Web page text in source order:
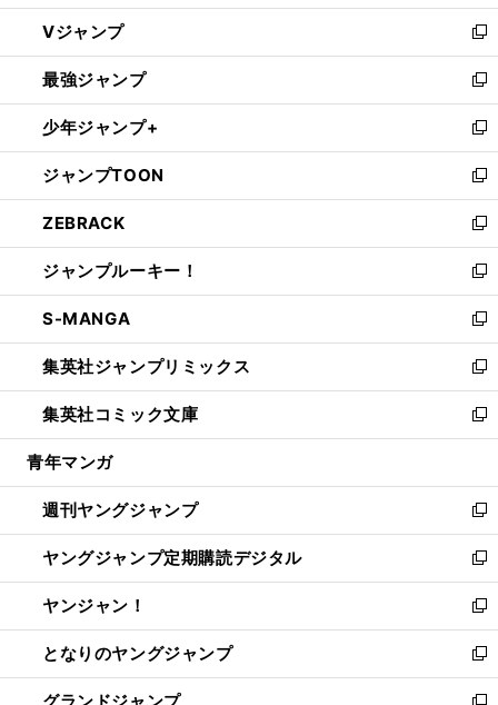
ウ
ィ
ン
ド
ウ
で
開
く
し
い
ウ
ィ
ン
ド
ウ
で
開
く
Vジャンプ
新
し
い
ウ
ィ
ン
ド
ウ
で
開
く
最強ジャンプ
新
し
い
ウ
ィ
ン
ド
ウ
で
開
く
少年ジャンプ+
新
し
い
ウ
ィ
ン
ド
ウ
で
開
く
ジャンプTOON
新
し
い
ウ
ィ
ン
ド
ウ
で
開
く
ZEBRACK
新
し
い
ウ
ィ
ン
ド
ウ
で
開
ジャンプルーキー！
新
し
い
ウ
ィ
ン
ド
ウ
開
く
S-MANGA
新
し
い
ウ
ィ
ン
ウ
で
開
く
集英社ジャンプリミックス
新
し
い
ウ
ン
ド
ウ
で
開
く
集英社コミック文庫
新
し
ウ
ィ
ン
ド
ウ
で
開
く
青年マンガ
週刊ヤングジャンプ
新
し
い
ウ
ィ
ン
ド
ウ
ヤングジャンプ定期購読デジタル
新
し
い
ウ
ィ
ン
ヤンジャン！
新
し
い
ウ
となりのヤングジャンプ
新
し